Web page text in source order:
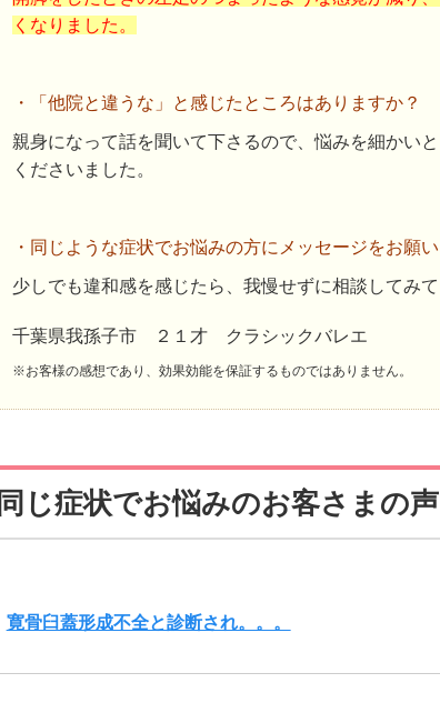
くなりました。
・「他院と違うな」と感じたところはありますか？
親身になって話を聞いて下さるので、悩みを細かい
くださいました。
・同じような症状でお悩みの方にメッセージをお願
少しでも違和感を感じたら、我慢せずに相談してみ
千葉県我孫子市 ２１才 クラシックバレエ
※お客様の感想であり、効果効能を保証するものではありません。
同じ症状でお悩みのお客さまの声
寛骨臼蓋形成不全と診断され。。。